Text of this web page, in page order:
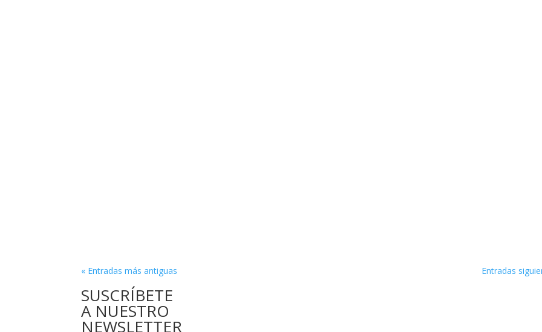
« Entradas más antiguas Entradas
SUSCRÍBETE
A NUESTRO
NEWSLETTER